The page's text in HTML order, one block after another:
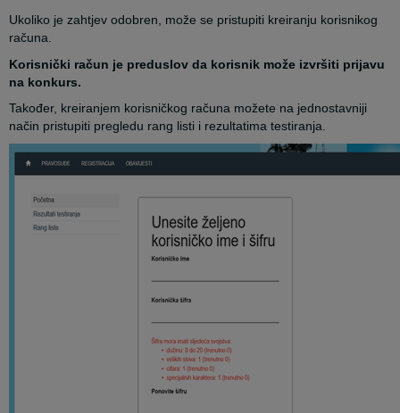
Ukoliko je zahtjev odobren, može se pristupiti kreiranju korisnikog
računa.
Korisnički račun je preduslov da korisnik može izvršiti prijavu
na konkurs.
Također, kreiranjem korisničkog računa možete na jednostavniji
način pristupiti pregledu rang listi i rezultatima testiranja.